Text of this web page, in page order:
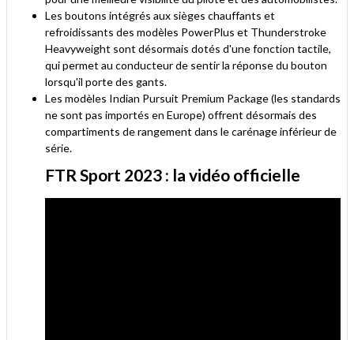
Les boutons intégrés aux sièges chauffants et
refroidissants des modèles PowerPlus et Thunderstroke
Heavyweight sont désormais dotés d'une fonction tactile,
qui permet au conducteur de sentir la réponse du bouton
lorsqu'il porte des gants.
Les modèles Indian Pursuit Premium Package (les standards
ne sont pas importés en Europe) offrent désormais des
compartiments de rangement dans le carénage inférieur de
série.
FTR Sport 2023 : la vidéo officielle